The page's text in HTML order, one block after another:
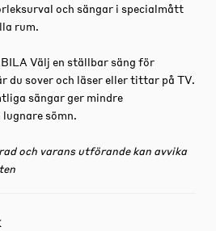
och sängar i specialmått
rum.
Välj en ställbar säng för
du sover och läser eller tittar på TV.
sängar ger mindre
sömn.
och varans utförande kan avvika